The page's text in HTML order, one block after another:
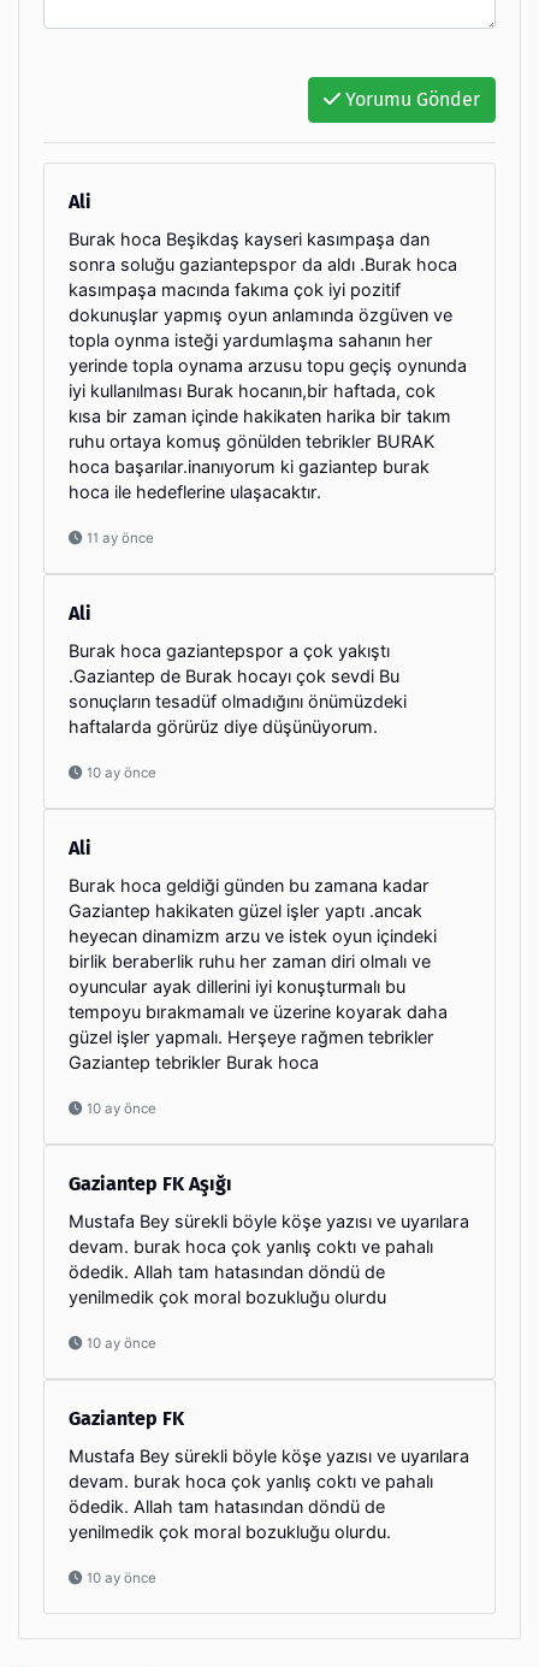
Yorumu Gönder
Ali
Burak hoca Beşikdaş kayseri kasımpaşa dan
sonra soluğu gaziantepspor da aldı .Burak hoca
kasımpaşa macında fakıma çok iyi pozitif
dokunuşlar yapmış oyun anlamında özgüven ve
topla oynma isteği yardumlaşma sahanın her
yerinde topla oynama arzusu topu geçiş oynunda
iyi kullanılması Burak hocanın,bir haftada, cok
kısa bir zaman içinde hakikaten harika bir takım
ruhu ortaya komuş gönülden tebrikler BURAK
hoca başarılar.inanıyorum ki gaziantep burak
hoca ile hedeflerine ulaşacaktır.
11 ay önce
Ali
Burak hoca gaziantepspor a çok yakıştı
.Gaziantep de Burak hocayı çok sevdi Bu
sonuçların tesadüf olmadığını önümüzdeki
haftalarda görürüz diye düşünüyorum.
10 ay önce
Ali
Burak hoca geldiği günden bu zamana kadar
Gaziantep hakikaten güzel işler yaptı .ancak
heyecan dinamizm arzu ve istek oyun içindeki
birlik beraberlik ruhu her zaman diri olmalı ve
oyuncular ayak dillerini iyi konuşturmalı bu
tempoyu bırakmamalı ve üzerine koyarak daha
güzel işler yapmalı. Herşeye rağmen tebrikler
Gaziantep tebrikler Burak hoca
10 ay önce
Gaziantep FK Aşığı
Mustafa Bey sürekli böyle köşe yazısı ve uyarılara
devam. burak hoca çok yanlış coktı ve pahalı
ödedik. Allah tam hatasından döndü de
yenilmedik çok moral bozukluğu olurdu
10 ay önce
Gaziantep FK
Mustafa Bey sürekli böyle köşe yazısı ve uyarılara
devam. burak hoca çok yanlış coktı ve pahalı
ödedik. Allah tam hatasından döndü de
yenilmedik çok moral bozukluğu olurdu.
10 ay önce